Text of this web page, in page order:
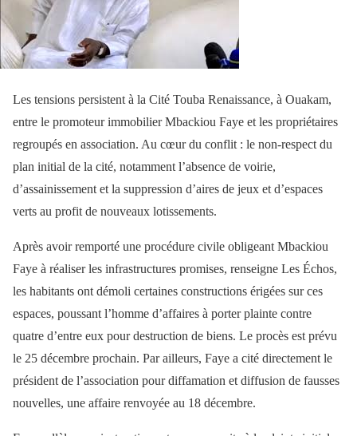
Les tensions persistent à la Cité Touba Renaissance, à Ouakam,
entre le promoteur immobilier Mbackiou Faye et les propriétaires
regroupés en association. Au cœur du conflit : le non-respect du
plan initial de la cité, notamment l’absence de voirie,
d’assainissement et la suppression d’aires de jeux et d’espaces
verts au profit de nouveaux lotissements.
Après avoir remporté une procédure civile obligeant Mbackiou
Faye à réaliser les infrastructures promises, renseigne Les Échos,
les habitants ont démoli certaines constructions érigées sur ces
espaces, poussant l’homme d’affaires à porter plainte contre
quatre d’entre eux pour destruction de biens. Le procès est prévu
le 25 décembre prochain. Par ailleurs, Faye a cité directement le
président de l’association pour diffamation et diffusion de fausses
nouvelles, une affaire renvoyée au 18 décembre.